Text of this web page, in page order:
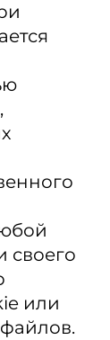
своего
или